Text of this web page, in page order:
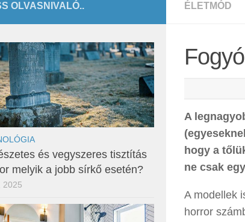
ÉLETMÓD
A
hogy a
ne csak
A modellek
horror
OLVASNIVALÓ..
és vegyszeres tisztítás
melyik a jobb sírkő esetén?
2025